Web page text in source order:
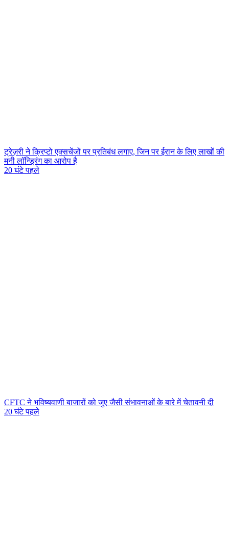
ट्रेज़री ने क्रिप्टो एक्सचेंजों पर प्रतिबंध लगाए, जिन पर ईरान के लिए लाखों की
मनी लॉन्ड्रिंग का आरोप है
20 घंटे पहले
CFTC ने भविष्यवाणी बाजारों को जुए जैसी संभावनाओं के बारे में चेतावनी दी
20 घंटे पहले